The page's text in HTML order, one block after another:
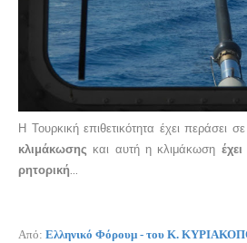
Η Τουρκική επιθετικότητα έχει περάσει
κλιμάκωσης και αυτή η κλιμάκωση
ρητορική…
Από: Ελληνικό Φόρουμ - του Κ.